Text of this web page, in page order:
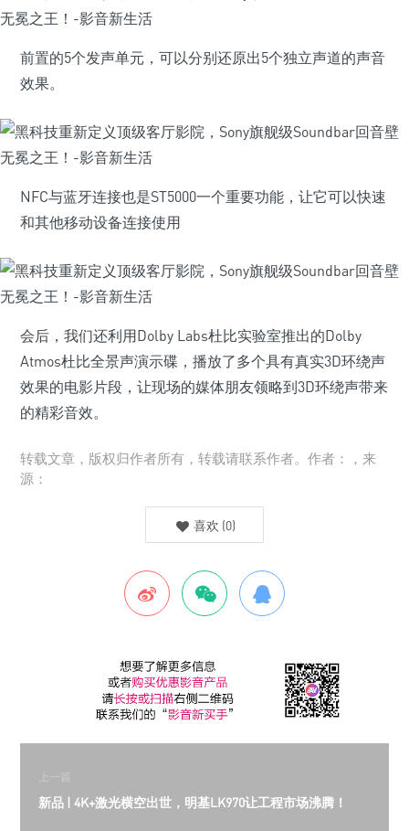
前置的5个发声单元，可以分别还原出5个独立声道的声音
效果。
NFC与蓝牙连接也是ST5000一个重要功能，让它可以快速
和其他移动设备连接使用
会后，我们还利用Dolby Labs杜比实验室推出的Dolby
Atmos杜比全景声演示碟，播放了多个具有真实3D环绕声
效果的电影片段，让现场的媒体朋友领略到3D环绕声带来
的精彩音效。
转载文章，版权归作者所有，转载请联系作者。作者：，来
源：
喜欢 (0)
上一篇
新品 | 4K+激光横空出世，明基LK970让工程市场沸腾！